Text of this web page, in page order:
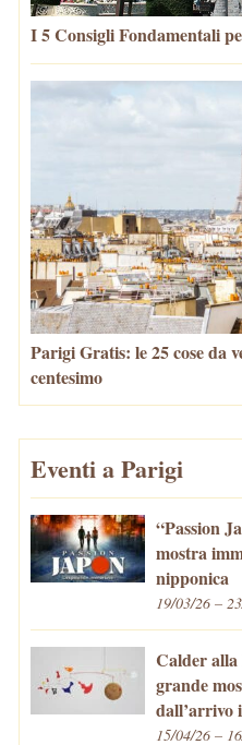
I 5 Consigli Fondamentali
Parigi Gratis: le 25 cose da
centesimo
Eventi a Parigi
“Passion
mostra
nipponica
19/03/26 –
Calder
grande
dall’arrivo
15/04/26 –